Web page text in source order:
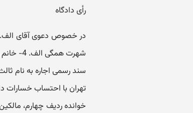
رأی دادگاه
شهرت همگی الف. 4- خانم ز. به خواسته تجویز انتقال منافع (
تهران با احتساب خسارات
خوانده ردیف چهارم،